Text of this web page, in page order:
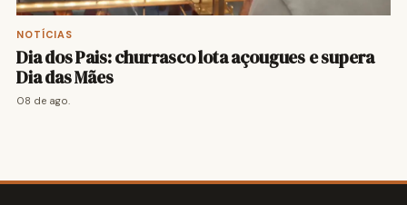
NOTÍCIAS
Dia dos Pais: churrasco lota açougues e supera
Dia das Mães
08 de ago.